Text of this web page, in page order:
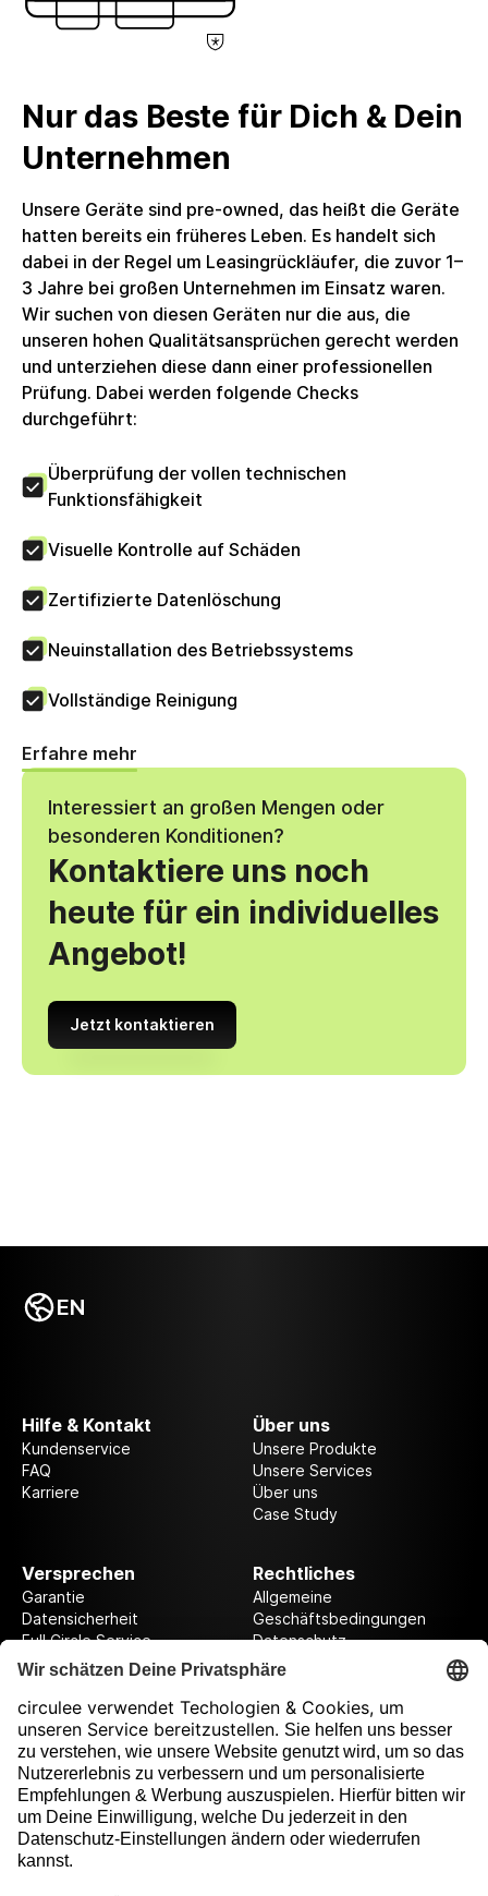
Herstellerartikelnummer: LAP-HPX-E840G7-0004-
DE, Lieferumfang: Netzteil enthalten. Stromkabel
Alternativverpackung geliefert.Umsatzsteuer: Die
Rechnung wird mit voller ausgewiesener
Umsatzsteuer erstellt, welche Unternehmenskunden
nutzt keine Differenzbesteuerung.
Nur das Beste für Dich & Dein
Unternehmen
Unsere Geräte sind pre-owned, das heißt die Geräte
hatten bereits ein früheres Leben. Es handelt sich
dabei in der Regel um Leasingrückläufer, die zuvor 1–
3 Jahre bei großen Unternehmen im Einsatz waren.
Wir suchen von diesen Geräten nur die aus, die
unseren hohen Qualitätsansprüchen gerecht werden
und unterziehen diese dann einer professionellen
Prüfung. Dabei werden folgende Checks
durchgeführt:
Überprüfung der vollen technischen
Funktionsfähigkeit
Visuelle Kontrolle auf Schäden
Zertifizierte Datenlöschung
Neuinstallation des Betriebssystems
Vollständige Reinigung
Erfahre mehr
Interessiert an großen Mengen oder
besonderen Konditionen?
Kontaktiere uns noch
heute für ein individuelles
Angebot!
Jetzt kontaktieren
EN
Hilfe & Kontakt
Kundenservice
FAQ
Karriere
Über uns
Unsere Produkte
Unsere Services
Über uns
Case Study
Versprechen
Garantie
Datensicherheit
Full Circle Service
Rechtliches
Allgemeine
Geschäftsbedingungen
Datenschutz
Datenschutzeinstellungen
Folge uns auf unserer Reise!
Ausgezeichnet durch